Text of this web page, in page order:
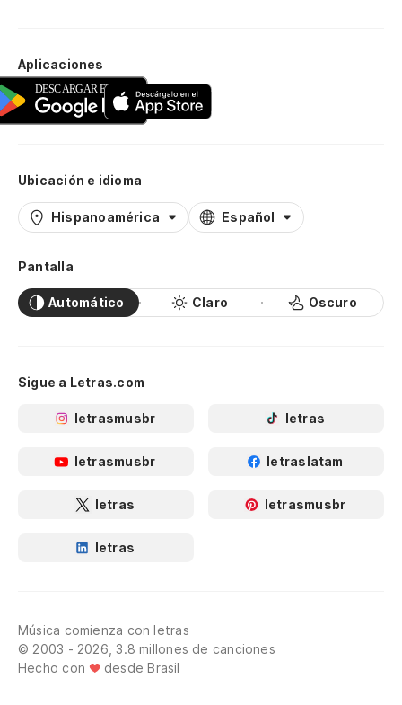
Aplicaciones
Ubicación e idioma
Hispanoamérica Español
Pantalla
Automático Claro Oscuro
Sigue a Letras.com
letrasmusbr letras
letrasmusbr letraslatam
letras letrasmusbr
letras
Música comienza con letras
© 2003 - 2026, 3.8 millones de canciones
Hecho con
desde Brasil